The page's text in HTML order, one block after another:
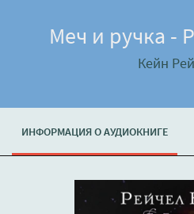
Меч и ручка -
Кейн
ИНФОРМАЦИЯ О АУДИОКНИГЕ